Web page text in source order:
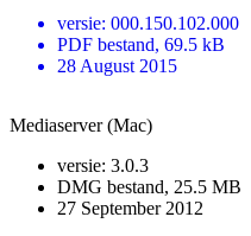
versie: 000.150.102.000
PDF bestand, 69.5 kB
28 August 2015
Mediaserver (Mac)
versie: 3.0.3
DMG bestand, 25.5 MB
27 September 2012